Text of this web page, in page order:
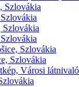
Szlovákia
Szlovákia
Szlovákia
Városi